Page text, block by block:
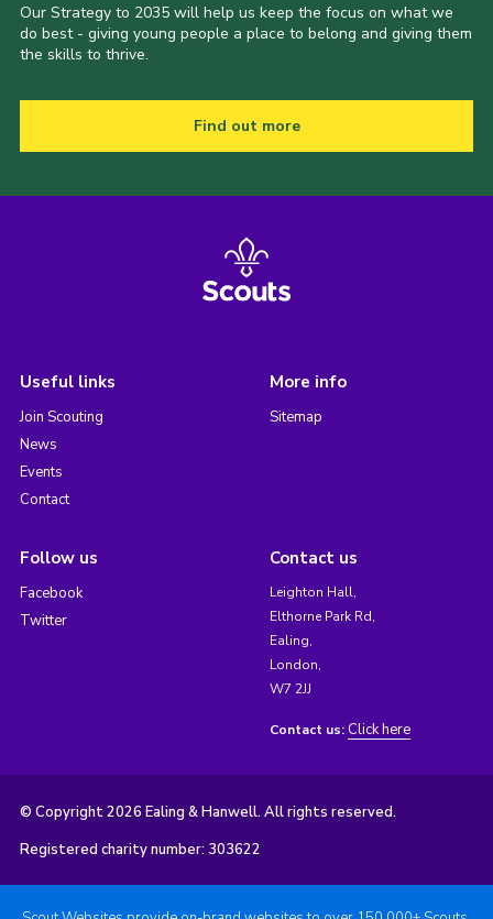
Our Strategy to 2035 will help us keep the focus on what we
do best - giving young people a place to belong and giving them
the skills to thrive.
Find out more
Useful links
Join Scouting
News
Events
Contact
More info
Sitemap
Follow us
Facebook
Twitter
Contact us
Leighton Hall,
Elthorne Park Rd,
Ealing,
London,
W7 2JJ
Contact us: Click here
© Copyright 2026 Ealing & Hanwell. All rights reserved.
Registered charity number: 303622